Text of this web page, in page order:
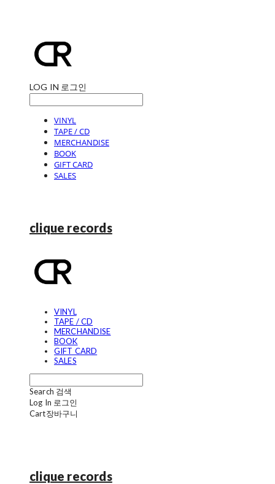
LOG IN 로그인
VINYL
TAPE / CD
MERCHANDISE
BOOK
GIFT CARD
SALES
clique records
VINYL
TAPE / CD
MERCHANDISE
BOOK
GIFT CARD
SALES
Search 검색
Log In 로그인
Cart장바구니
clique records